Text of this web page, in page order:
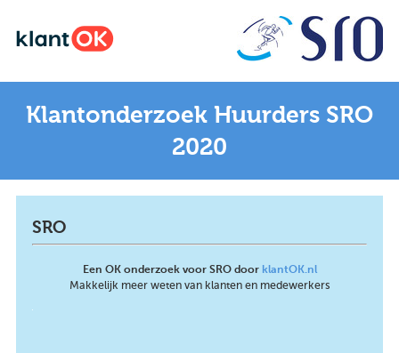
Klantonderzoek Huurders SRO
2020
SRO
Een OK onderzoek voor SRO door klantOK.nl
Makkelijk meer weten van klanten en medewerkers